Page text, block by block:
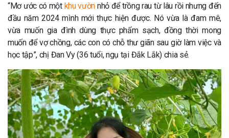
“Mơ ước có mộtkhu vườn nhỏ để trồng rau từ lâu rồi nhưng đến
đầu năm 2024 mình mới thực hiện được. Nó vừa là đam mê,
vừa muốn gia đình dùng thực phẩm sạch, đồng thời mong
muốn để vợ chồng, các con có chỗ thư giãn sau giờ làm việc và
học tập”, chị Đan Vy (36 tuổi, ngụ tại Đắk Lắk) chia sẻ.